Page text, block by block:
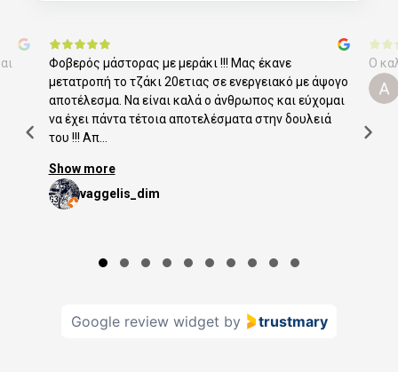
Φοβερός μάστορας με μεράκι !!! Μας έκανε
μετατροπή το τζάκι 20ετιας σε ενεργειακό με άψογο
αποτέλεσμα. Να είναι καλά ο άνθρωπος και εύχομαι
να έχει πάντα τέτοια αποτελέσματα στην δουλειά
του !!! Απ...
Show more
vaggelis_dim
Ο
Google review widget by trustmary